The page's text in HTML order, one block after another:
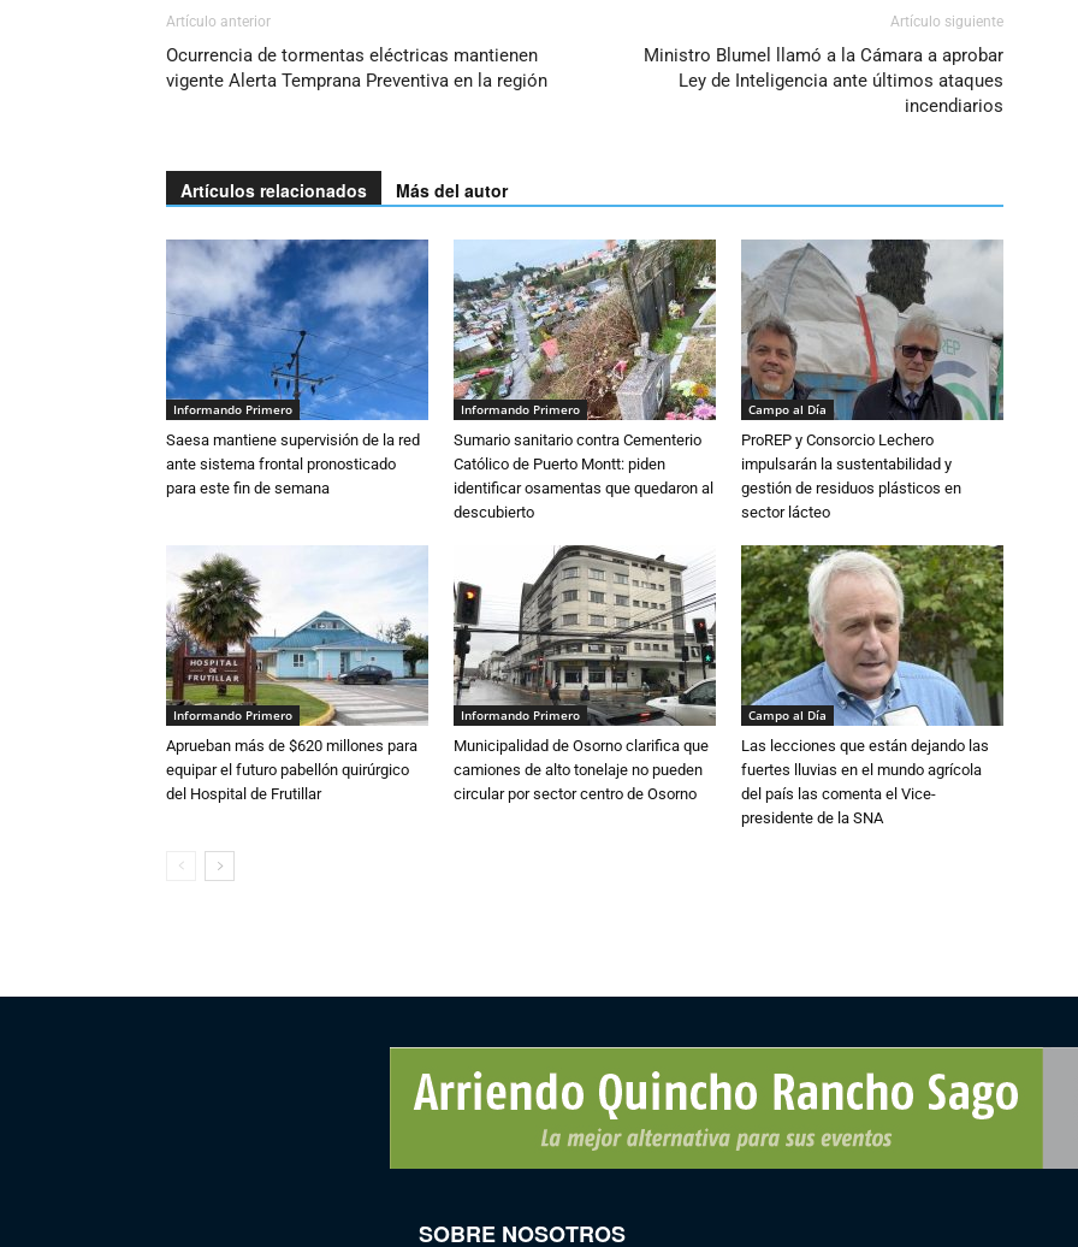
Artículo anterior
Ocurrencia de tormentas eléctricas mantienen
vigente Alerta Temprana Preventiva en la región
Artículo siguiente
Ministro Blumel llamó a la Cámara a aprobar
Ley de Inteligencia ante últimos ataques
incendiarios
Artículos relacionados Más del autor
Informando Primero
Saesa mantiene supervisión de la red
ante sistema frontal pronosticado
para este fin de semana
Informando Primero
Sumario sanitario contra Cementerio
Católico de Puerto Montt: piden
identificar osamentas que quedaron al
descubierto
Campo al Día
ProREP y Consorcio Lechero
impulsarán la sustentabilidad y
gestión de residuos plásticos en
sector lácteo
Informando Primero
Aprueban más de $620 millones para
equipar el futuro pabellón quirúrgico
del Hospital de Frutillar
Informando Primero
Municipalidad de Osorno clarifica que
camiones de alto tonelaje no pueden
circular por sector centro de Osorno
Campo al Día
Las lecciones que están dejando las
fuertes lluvias en el mundo agrícola
del país las comenta el Vice-
presidente de la SNA
SOBRE NOSOTROS